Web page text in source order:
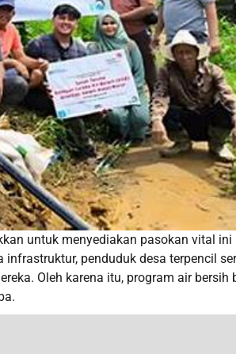
untuk menyediakan pasokan vital ini
penduduk desa terpencil
Oleh karena itu, program air bersih